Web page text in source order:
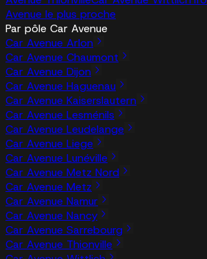
Avenue le plus proche
Par pôle Car Avenue
Car Avenue Arlon
Car Avenue Chaumont
Car Avenue Dijon
Car Avenue Haguenau
Car Avenue Kaiserslautern
Car Avenue Lesménils
Car Avenue Leudelange
Car Avenue Liege
Car Avenue Lunéville
Car Avenue Metz Nord
Car Avenue Metz
Car Avenue Namur
Car Avenue Nancy
Car Avenue Sarrebourg
Car Avenue Thionville